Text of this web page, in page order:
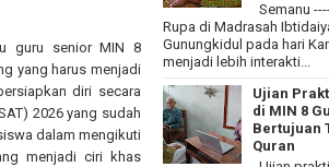
guru senior MIN 8
yang harus menjadi
diri secara
2026 yang sudah
dalam mengikuti
menjadi ciri khas
Semanu
Rupa di Madrasah
Gunungkidul pada hari
menjadi lebih interakti...
Ujian
di MIN 8
Bertujuan
Quran